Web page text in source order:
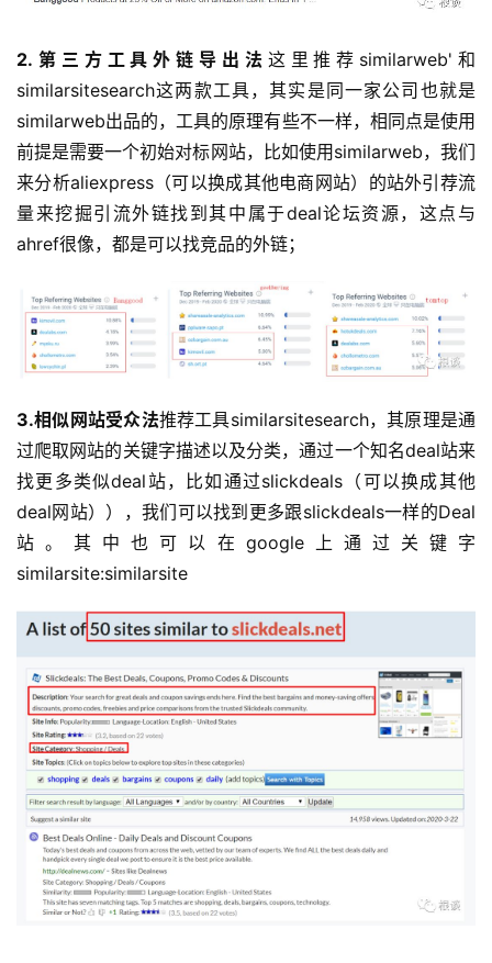
2.第三方工具外链导出法 这里推荐similarweb'和
similarsitesearch这两款工具，其实是同一家公司也就是
similarweb出品的，工具的原理有些不一样，相同点是使用
前提是需要一个初始对标网站，比如使用similarweb，我们
来分析aliexpress（可以换成其他电商网站）的站外引荐流
量来挖掘引流外链找到其中属于deal论坛资源，这点与
ahref很像，都是可以找竞品的外链；
3.相似网站受众法推荐工具similarsitesearch，其原理是通
过爬取网站的关键字描述以及分类，通过一个知名deal站来
找更多类似deal站，比如通过slickdeals（可以换成其他
deal网站）），我们可以找到更多跟slickdeals一样的Deal
站。其中也可以在google上通过关键字
similarsite:similarsite